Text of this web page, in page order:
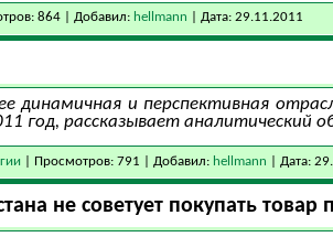
864 | Добавил: hellmann | Дата: 29.11.2011
динамичная и перспективная
год, рассказывает аналитический
| Просмотров: 791 | Добавил: hellmann | Дата:
не советует покупать